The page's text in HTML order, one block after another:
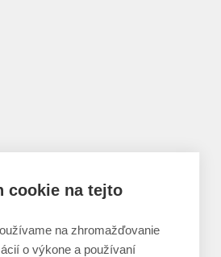
etikiet
cookie na tejto
na zhromažďovanie
o výkone a používaní